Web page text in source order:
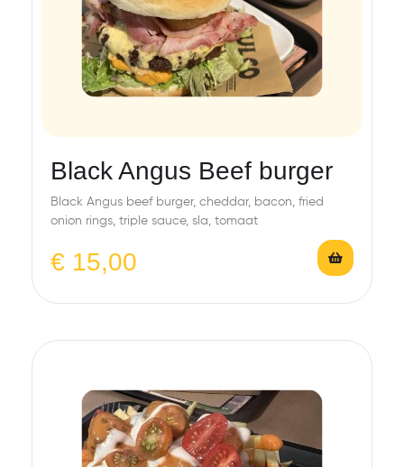
Black Angus Beef burger
Black Angus beef burger, cheddar, bacon, fried
onion rings, triple sauce, sla, tomaat
€ 15,00